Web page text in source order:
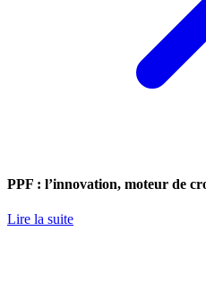
PPF : l’innovation, moteur de
Lire la suite